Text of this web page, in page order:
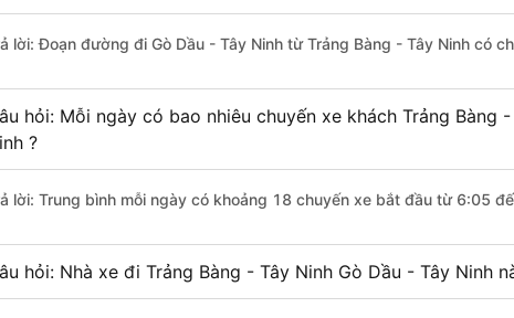
lời: Đoạn đường đi Gò Dầu - Tây Ninh từ Trảng Bàng - Tây Ninh có
hỏi: Mỗi ngày có bao nhiêu chuyến xe khách Trảng Bàng
?
lời: Trung bình mỗi ngày có khoảng 18 chuyến xe bắt đầu từ 6:05
hỏi: Nhà xe đi Trảng Bàng - Tây Ninh Gò Dầu - Tây Ninh